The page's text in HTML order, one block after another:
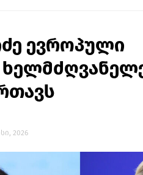
ევროპული
2026